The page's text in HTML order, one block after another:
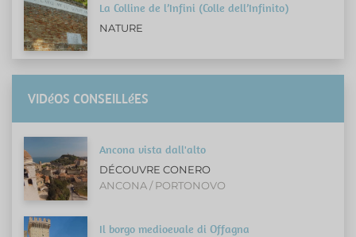
La Colline de l’Infini (Colle dell’Infinito)
NATURE
VIDéOS CONSEILLéES
Ancona vista dall'alto
DÉCOUVRE CONERO
ANCONA / PORTONOVO
Il borgo medioevale di Offagna